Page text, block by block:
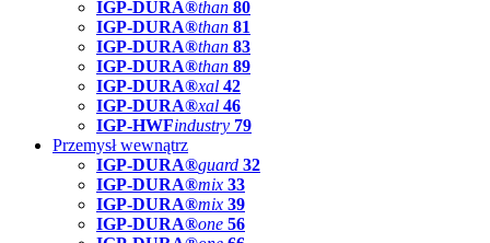
IGP-DURA®than 80
IGP-DURA®than 81
IGP-DURA®than 83
IGP-DURA®than 89
IGP-DURA®xal 42
IGP-DURA®xal 46
IGP-HWFindustry 79
Przemysł wewnątrz
IGP-DURA®guard 32
IGP-DURA®mix 33
IGP-DURA®mix 39
IGP-DURA®one 56